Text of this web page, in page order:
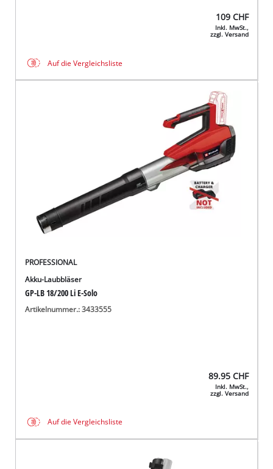
109 CHF
Inkl. MwSt.,
zzgl. Versand
Auf die Vergleichsliste
PROFESSIONAL
Akku-Laubbläser
GP-LB 18/200 Li E-Solo
Artikelnummer.: 3433555
89.95 CHF
Inkl. MwSt.,
zzgl. Versand
Auf die Vergleichsliste